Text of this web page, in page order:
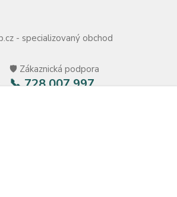
- specializovaný obchod
🛡️ Zákaznická podpora
📞 728 007 997